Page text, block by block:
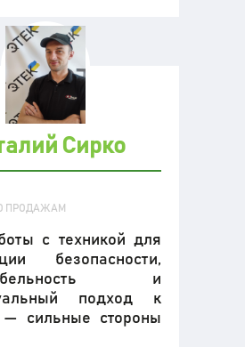
Сирко
ПРОДАЖАМ
с техникой для
безопасности,
и
подход к
сильные стороны